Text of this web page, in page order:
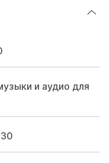
и аудио для